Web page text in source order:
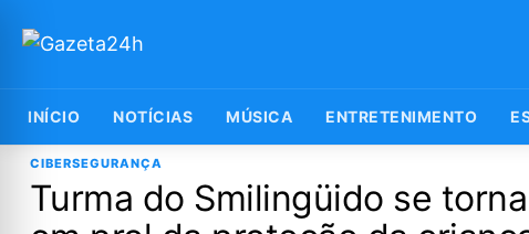
INÍCIO NOTÍCIAS MÚSICA ENTRETENIMENTO
CIBERSEGURANÇA
Turma do Smilingüido se